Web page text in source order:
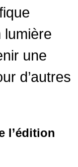
lumière
une
d’autres
l’édition